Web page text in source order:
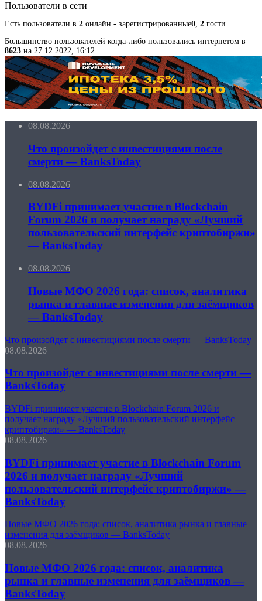
Пользователи в сети
Есть пользователи в 2 онлайн - зарегистрированные0, 2 гости.
Большинство пользователей когда-либо пользовались интернетом в
8623 на 27.12.2022, 16:12.
08.08.2026
Что произойдет с инвестициями после
смерти — BanksToday
08.08.2026
BYDFi принимает участие в Blockchain
Forum 2026 и получает награду «Лучший
пользовательский интерфейс криптобиржи»
— BanksToday
08.08.2026
Новые МФО 2026 года: список, аналитика
рынка и главные изменения для заёмщиков
— BanksToday
Что произойдет с инвестициями после смерти — BanksToday
08.08.2026
Что произойдет с инвестициями после смерти —
BanksToday
BYDFi принимает участие в Blockchain Forum 2026 и
получает награду «Лучший пользовательский интерфейс
криптобиржи» — BanksToday
08.08.2026
BYDFi принимает участие в Blockchain Forum
2026 и получает награду «Лучший
пользовательский интерфейс криптобиржи» —
BanksToday
Новые МФО 2026 года: список, аналитика рынка и главные
изменения для заёмщиков — BanksToday
08.08.2026
Новые МФО 2026 года: список, аналитика
рынка и главные изменения для заёмщиков —
BanksToday